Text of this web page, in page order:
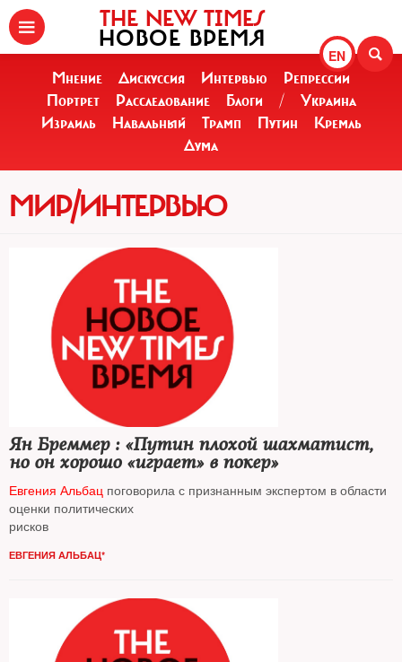
EN
THE NEW TIMES
НОВОЕ ВРЕМЯ
Мнение Дискуссия Интервью
Репрессии
Портрет
Расследование Блоги /
Украина
Израиль
Навальный Трамп Путин
Кремль
Дума
МИР/ИНТЕРВЬЮ
Ян Бреммер : «Путин плохой шахматист,
но он хорошо «играет» в покер»
Евгения Альбац поговорила с признанным экспертом в области
оценки политических
рисков
ЕВГЕНИЯ АЛЬБАЦ*